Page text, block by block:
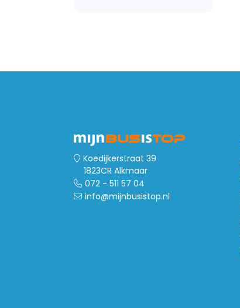
Koedijkerstraat 39
1823CR Alkmaar
072 - 511 57 04
info@mijnbusistop.nl